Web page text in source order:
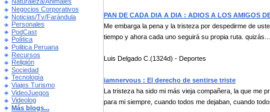
Naturaleza/Animales
Negocios Corporativos
Noticias/Tv/Farándula
Personales
PodCast
Política
Politica Peruana
Recursos
Religión
Sociedad
Tecnología
Viajes Turismo
VideoJuegos
Videolog
Más blogs...
PAN DE CADA DIA A DIA : ADIOS A LOS AMIGOS
Me embarga la pena y la tristeza por despedirme de
tiempo y ahora cada uno seguirá su propia ruta. quizás...
Luis Delgado C.(1324d) - Deportes
iamnervous : El derecho de sentirse triste
La tristeza ha sido mi más vieja compañera, la que me
para mi siempre, cuando todos me dejaban, cuando